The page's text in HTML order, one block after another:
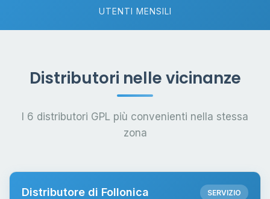
UTENTI MENSILI
Distributori nelle vicinanze
I 6 distributori GPL più convenienti nella stessa
zona
Distributore di Follonica SERVIZIO